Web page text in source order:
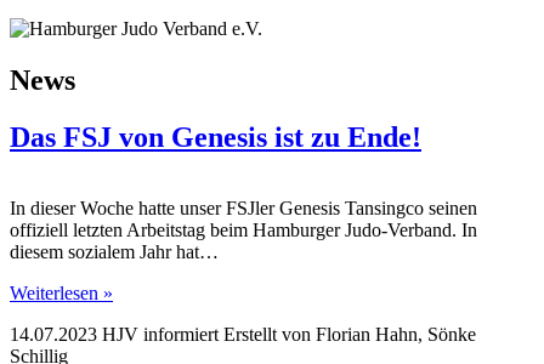
News
Das FSJ von Genesis ist zu Ende!
In dieser Woche hatte unser FSJler Genesis Tansingco seinen
offiziell letzten Arbeitstag beim Hamburger Judo-Verband. In
diesem sozialem Jahr hat…
Weiterlesen »
14.07.2023 HJV informiert Erstellt von Florian Hahn, Sönke
Schillig